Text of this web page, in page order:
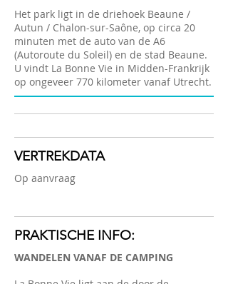
Het park ligt in de driehoek Beaune /
Autun / Chalon-sur-Saône, op circa 20
minuten met de auto van de A6
(Autoroute du Soleil) en de stad Beaune.
U vindt La Bonne Vie in Midden-Frankrijk
op ongeveer 770 kilometer vanaf Utrecht.
VERTREKDATA
Op aanvraag
PRAKTISCHE INFO:
WANDELEN VANAF DE CAMPING